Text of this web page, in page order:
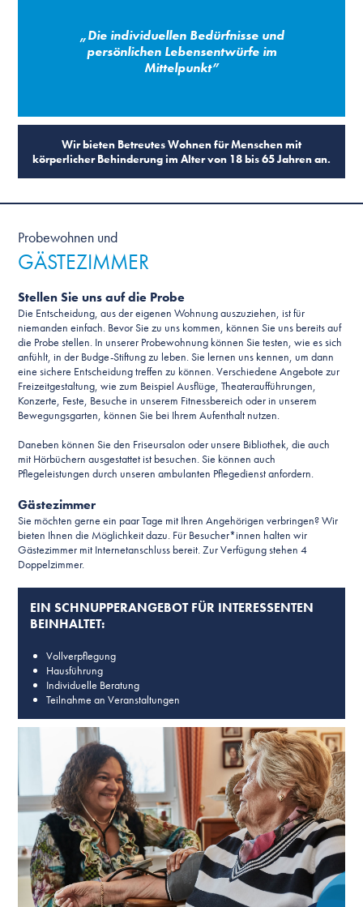
„Die individuellen Bedürfnisse und
persönlichen Lebensentwürfe im
Mittelpunkt”
Wir bieten Betreutes Wohnen für Menschen mit
körperlicher Behinderung im Alter von 18 bis 65 Jahren an.
Probewohnen und
GÄSTEZIMMER
Stellen Sie uns auf die Probe
Die Entscheidung, aus der eigenen Wohnung auszuziehen, ist für
niemanden einfach. Bevor Sie zu uns kommen, können Sie uns bereits auf
die Probe stellen. In unserer Probewohnung können Sie testen, wie es sich
anfühlt, in der Budge-Stiftung zu leben. Sie lernen uns kennen, um dann
eine sichere Entscheidung treffen zu können. Verschiedene Angebote zur
Freizeitgestaltung, wie zum Beispiel Ausflüge, Theateraufführungen,
Konzerte, Feste, Besuche in unserem Fitnessbereich oder in unserem
Bewegungsgarten, können Sie bei Ihrem Aufenthalt nutzen.
Daneben können Sie den Friseursalon oder unsere Bibliothek, die auch
mit Hörbüchern ausgestattet ist besuchen. Sie können auch
Pflegeleistungen durch unseren ambulanten Pflegedienst anfordern.
Gästezimmer
Sie möchten gerne ein paar Tage mit Ihren Angehörigen verbringen? Wir
bieten Ihnen die Möglichkeit dazu. Für Besucher*innen halten wir
Gästezimmer mit Internetanschluss bereit. Zur Verfügung stehen 4
Doppelzimmer.
EIN SCHNUPPERANGEBOT FÜR INTERESSENTEN
BEINHALTET:
Vollverpflegung
Hausführung
Individuelle Beratung
Teilnahme an Veranstaltungen